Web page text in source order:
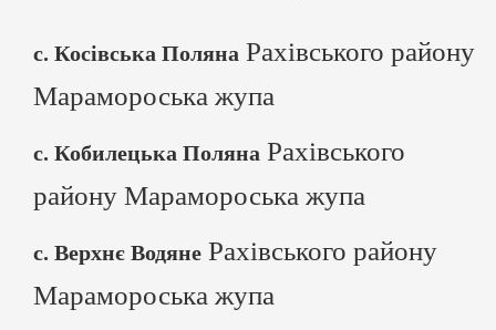
с. Косівська Поляна Рахівського району
Марамороська жупа
с. Кобилецька Поляна Рахівського
району Марамороська жупа
с. Верхнє Водяне Рахівського району
Марамороська жупа